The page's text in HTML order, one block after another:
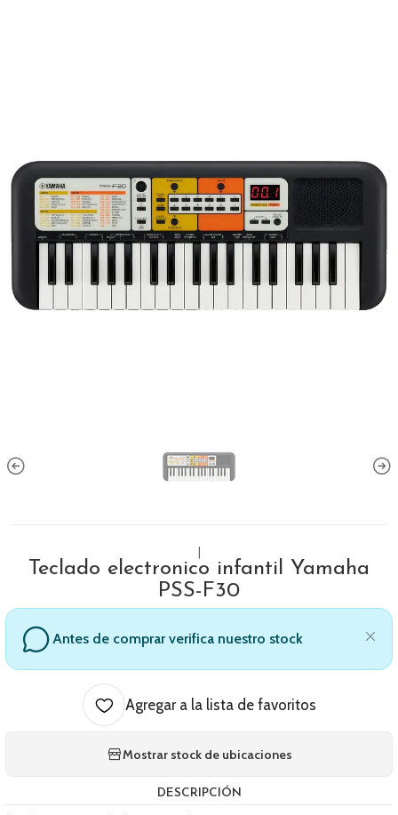
Teclado electronico infantil Yamaha
PSS-F30
Antes de comprar verifica nuestro stock
Agregar a la lista de favoritos
Mostrar stock de ubicaciones
DESCRIPCIÓN